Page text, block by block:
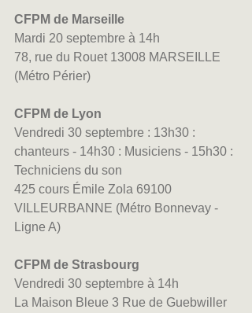
CFPM de Marseille
Mardi 20 septembre à 14h
78, rue du Rouet 13008 MARSEILLE
(Métro Périer)
CFPM de Lyon
Vendredi 30 septembre : 13h30 :
chanteurs - 14h30 : Musiciens - 15h30 :
Techniciens du son
425 cours Émile Zola 69100
VILLEURBANNE (Métro Bonnevay -
Ligne A)
CFPM de Strasbourg
Vendredi 30 septembre à 14h
La Maison Bleue 3 Rue de Guebwiller